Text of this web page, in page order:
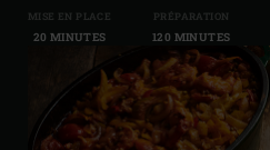
MISE EN PLACE
20 MINUTES
PRÉPARATION
120 MINUTES